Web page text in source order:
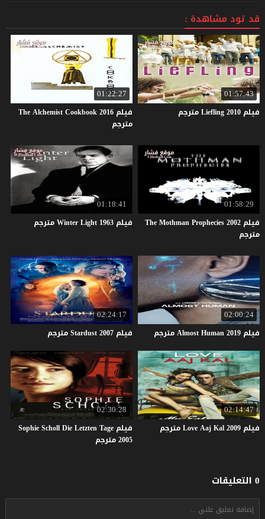
قد تود مشاهدة :
01:57:43
فيلم Liefling2010 مترجم
01:22:27
فيلم The Alchemist Cookbook 2016
مترجم
01:58:29
فيلم The Mothman Prophecies 2002
مترجم
01:18:41
فيلم WinterLight 1963 مترجم
02:00:24
فيلم AlmostHuman2019 مترجم
02:24:17
فيلم Stardust2007 مترجم
02:14:47
فيلم LoveAajKal2009 مترجم
02:30:28
فيلم Sophie Scholl Die Letzten Tage
2005 مترجم
0 التعليقات